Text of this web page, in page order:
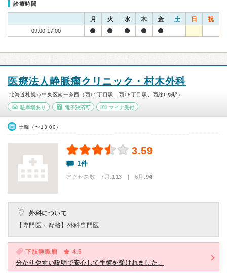
診療時間
月 火 水 木 金 土 日 祝
09:00-17:00
医療法人静脈瘤クリニック・村木外科
北海道札幌市中央区南一条西（西15丁目駅、西18丁目駅、西線6条駅）
駐車場あり 電子決済可 マイナ受付
土曜（〜13:00）
3.59
1件
アクセス数 7月:113 | 6月:94
外科について
【専門医・資格】 外科専門医
下肢静脈瘤
4.5
分かりやすい説明で安心して手術を受けれました。